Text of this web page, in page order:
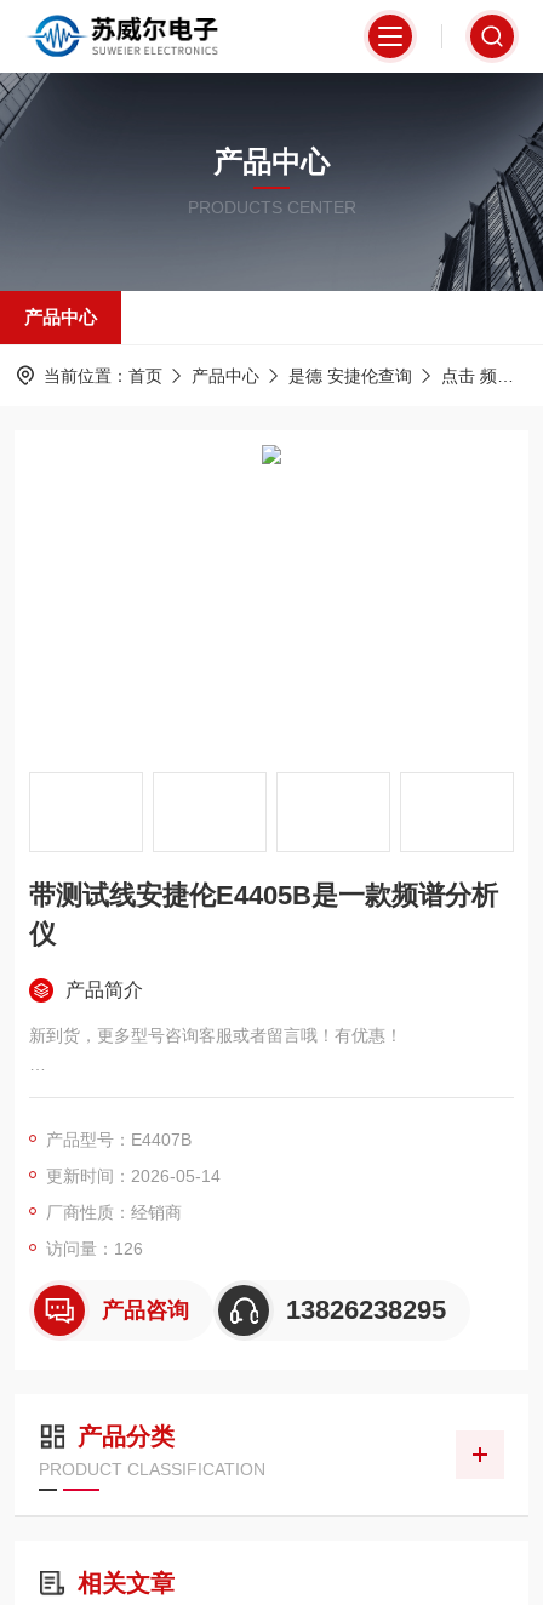
产品中心
PRODUCTS CENTER
产品中心
当前位置： 首页 产品中心 是德 安捷伦查询 点击 频谱分析仪
带测试线安捷伦E4405B是一款频谱分析
仪
产品简介
新到货，更多型号咨询客服或者留言哦！有优惠！
带测试线安捷伦E4405B是一款频谱分析仪
产品型号：E4407B
更新时间：2026-05-14
厂商性质：经销商
访问量：126
产品咨询 13826238295
产品分类
PRODUCT CLASSIFICATION
相关文章